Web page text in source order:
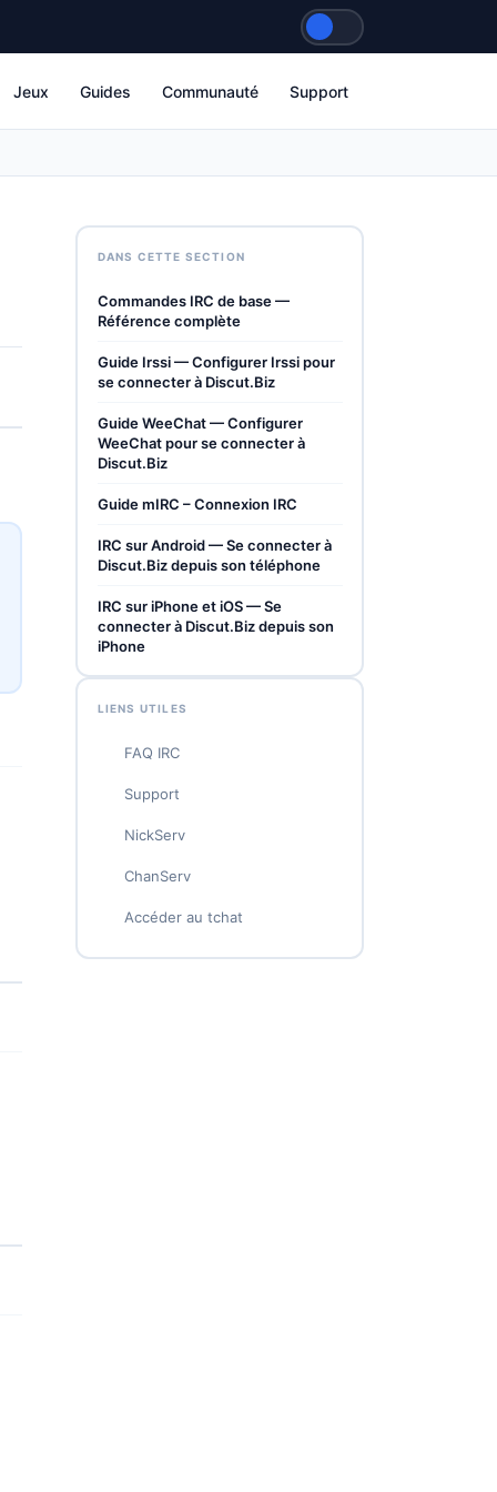
Jeux Guides Communauté Support
DANS CETTE SECTION
Commandes IRC de base —
Référence complète
Guide Irssi — Configurer Irssi pour
se connecter à Discut.Biz
Guide WeeChat — Configurer
WeeChat pour se connecter à
Discut.Biz
Guide mIRC – Connexion IRC
IRC sur Android — Se connecter à
Discut.Biz depuis son téléphone
IRC sur iPhone et iOS — Se
connecter à Discut.Biz depuis son
iPhone
LIENS UTILES
FAQ IRC
Support
NickServ
ChanServ
Accéder au tchat